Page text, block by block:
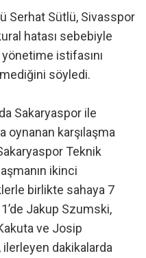
Serhat Sütlü, Sivasspor
hatası sebebiyle
istifasını
söyledi.
Sakaryaspor ile
oynanan karşılaşma
Teknik
ikinci
birlikte sahaya 7
Jakup Szumski,
ve Josip
ilerleyen dakikalarda